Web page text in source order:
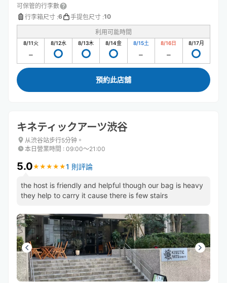
可保管的行李數
行李箱尺寸 :6 手提包尺寸 :10
利用可能時間
8/11火 8/12水 8/13木 8/14金 8/15土 8/16日 8/17月
預約此店舖
キネティックアーツ渋谷
从渋谷站步行5分钟。
本日營業時間 : 09:00〜21:00
5.0★ ★ ★ ★ ★
★ ★ ★ ★ ★1 則評論
the host is friendly and helpful though our bag is heavy
they help to carry it cause there is few stairs